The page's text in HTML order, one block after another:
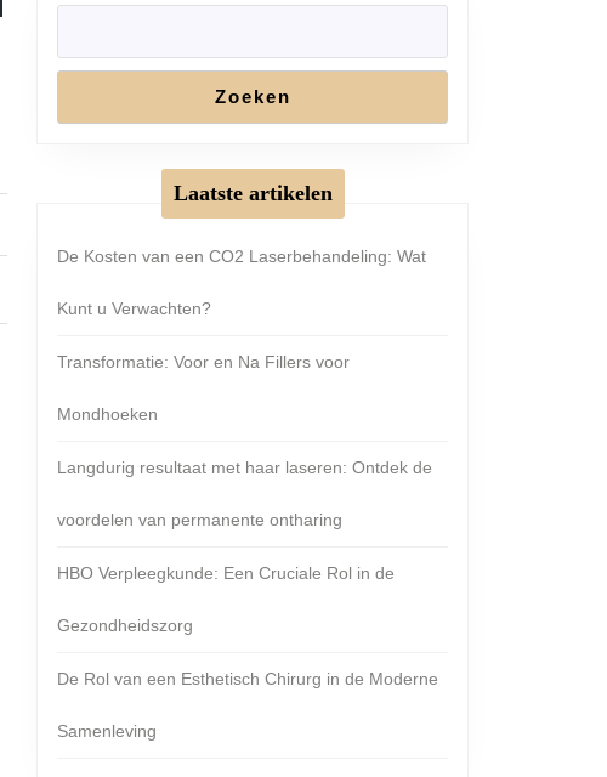
Zoeken
Laatste artikelen
De Kosten van een CO2 Laserbehandeling: Wat
Kunt u Verwachten?
Transformatie: Voor en Na Fillers voor
Mondhoeken
Langdurig resultaat met haar laseren: Ontdek de
voordelen van permanente ontharing
HBO Verpleegkunde: Een Cruciale Rol in de
Gezondheidszorg
De Rol van een Esthetisch Chirurg in de Moderne
Samenleving